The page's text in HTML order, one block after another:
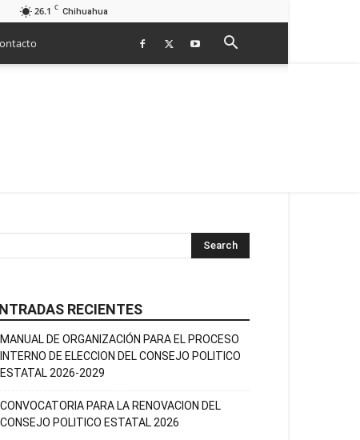
26.1 C Chihuahua
RECIENTES
MANUAL DE ORGANIZACIÓN PARA EL PROCESO
INTERNO DE ELECCION DEL CONSEJO POLITICO
ESTATAL 2026-2029
CONVOCATORIA PARA LA RENOVACION DEL
CONSEJO POLITICO ESTATAL 2026